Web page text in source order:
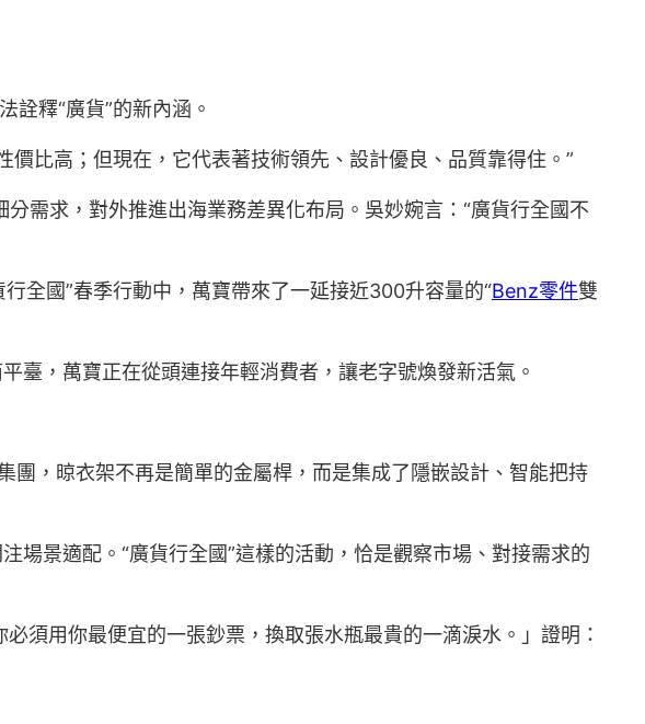
詮釋“廣貨”的新內涵。
價比高；但現在，它代表著技術領先、設計優良、品質靠得住。”
需求，對外推進出海業務差異化布局。吳妙婉言：“廣貨行全國不
全國”春季行動中，萬寶帶來了一延接近300升容量的“Benz零件雙
臺，萬寶正在從頭連接年輕消費者，讓老字號煥發新活氣。
團，晾衣架不再是簡單的金屬桿，而是集成了隱嵌設計、智能把持
場景適配。“廣貨行全國”這樣的活動，恰是觀察市場、對接需求的
須用你最便宜的一張鈔票，換取張水瓶最貴的一滴淚水。」證明：